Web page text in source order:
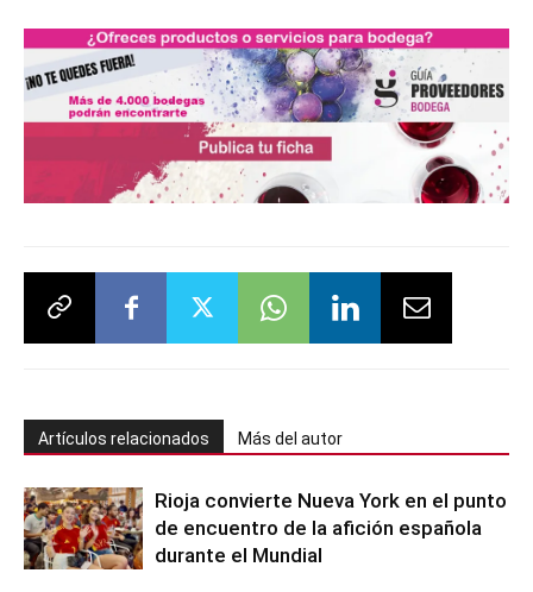
Artículos relacionados Más del autor
Rioja convierte Nueva York en el punto
de encuentro de la afición española
durante el Mundial